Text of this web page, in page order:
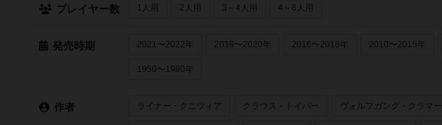
プレイヤー数 1人用 2人用 3～4人用 4～8人用
発売時期 2021〜2022年 2019〜2020年 2016〜2018年 2010〜2015年
1950〜1980年
作者 ライナー・クニツィア クラウス・トイバー ヴォルフガング・クラマー